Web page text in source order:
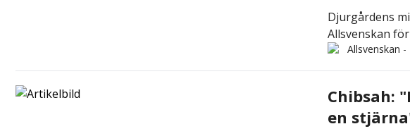
Djurgårdens
Allsvenskan
Allsvenskan -
Chibsah:
en